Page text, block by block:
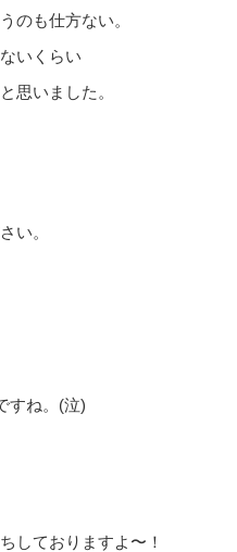
のも仕方ない。
いくらい
思いました。
い。
すね。(泣)
しておりますよ〜！